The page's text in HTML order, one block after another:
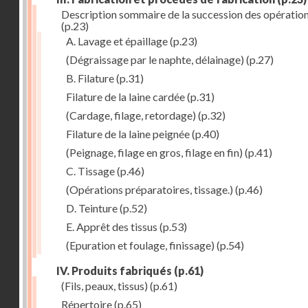
Description sommaire de la succession des
(p.23)
A. Lavage et épaillage(p.23)
(Dégraissage par le naphte, délainage) (p.27)
B. Filature(p.31)
Filature de la laine cardée(p.31)
(Cardage, filage, retordage) (p.32)
Filature de la laine peignée(p.40)
(Peignage, filage en gros, filage en fin) (p.41)
C. Tissage(p.46)
(Opérations préparatoires, tissage.) (p.46)
D. Teinture(p.52)
E. Apprêt des tissus (p.53)
(Epuration et foulage, finissage) (p.54)
IV. Produits fabriqués (p.61)
(Fils, peaux, tissus) (p.61)
Répertoire(p.65)